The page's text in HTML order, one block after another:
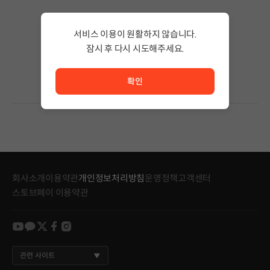
검색어의 단어 수를 줄이거나 필터조건을 변경하세요.
회사소개이용약관개인정보처리방침 운영정책고객센터
스토브페이 이용약관
youtube
kakao
twitter
facebook
instagram
관련 사이트
서비스 이용이 원활하지 않습니다.
잠시 후 다시 시도해주세요.
확인